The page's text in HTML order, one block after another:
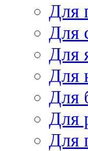
Для
Для
Для
Для
Для
Для
Для